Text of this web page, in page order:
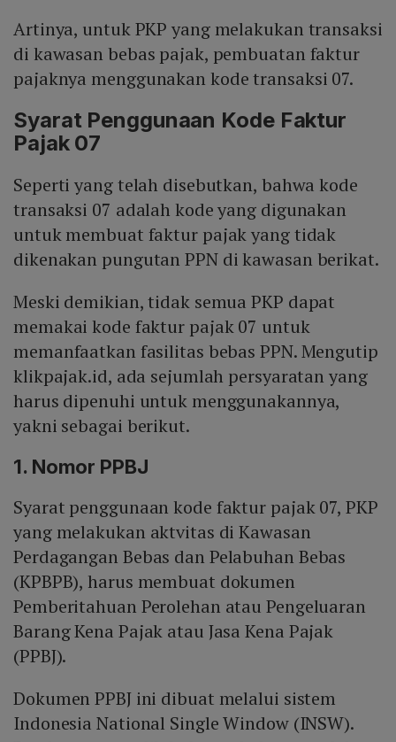
Artinya, untuk PKP yang melakukan transaksi
di kawasan bebas pajak, pembuatan faktur
pajaknya menggunakan kode transaksi 07.
Syarat Penggunaan Kode Faktur
Pajak 07
Seperti yang telah disebutkan, bahwa kode
transaksi 07 adalah kode yang digunakan
untuk membuat faktur pajak yang tidak
dikenakan pungutan PPN di kawasan berikat.
Meski demikian, tidak semua PKP dapat
memakai kode faktur pajak 07 untuk
memanfaatkan fasilitas bebas PPN. Mengutip
klikpajak.id, ada sejumlah persyaratan yang
harus dipenuhi untuk menggunakannya,
yakni sebagai berikut.
1. Nomor PPBJ
Syarat penggunaan kode faktur pajak 07, PKP
yang melakukan aktvitas di Kawasan
Perdagangan Bebas dan Pelabuhan Bebas
(KPBPB), harus membuat dokumen
Pemberitahuan Perolehan atau Pengeluaran
Barang Kena Pajak atau Jasa Kena Pajak
(PPBJ).
Dokumen PPBJ ini dibuat melalui sistem
Indonesia National Single Window (INSW).